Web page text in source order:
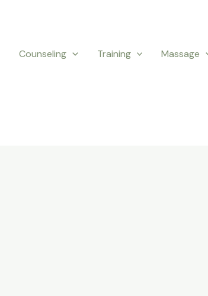
Counseling Training Massage